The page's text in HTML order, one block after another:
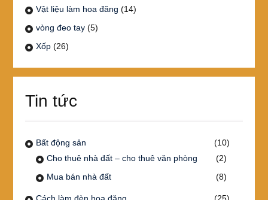
Vật liệu làm hoa đăng (14)
vòng đeo tay (5)
Xốp (26)
Tin tức
Bất động sản
(10)
Cho thuê nhà đất – cho thuê văn phòng
(2)
Mua bán nhà đất
(8)
Cách làm đèn hoa đăng
(25)